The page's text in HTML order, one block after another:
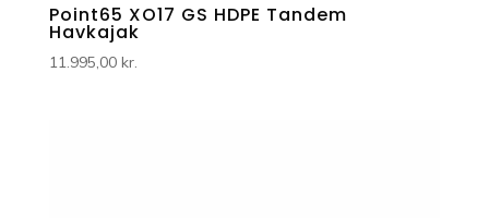
Point65 XO17 GS HDPE Tandem
Havkajak
11.995,00 kr.